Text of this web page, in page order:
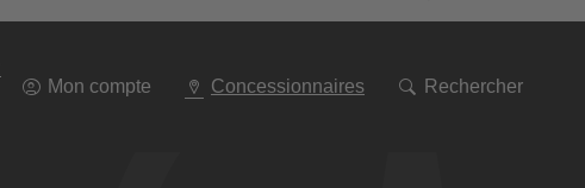
Mon compte
Concessionnaires Rechercher
à